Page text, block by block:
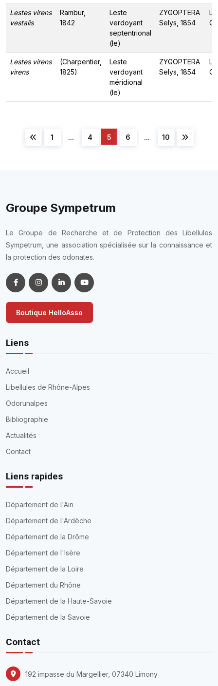
Lestes virens
vestalis
Rambur,
1842
Leste
verdoyant
septentrional
(le)
ZYGOPTERA
Selys, 1854
Lestes virens
virens
(Charpentier,
1825)
Leste
verdoyant
méridional
(le)
ZYGOPTERA
Selys, 1854
1 ... 4 5 6 ... 10
Groupe Sympetrum
Le Groupe de Recherche et de Protection des Libellules
Sympetrum, une association spécialisée sur la connaissance et
la protection des odonates.
Boutique HelloAsso
Liens
Accueil
Libellules de Rhône-Alpes
Odorunalpes
Bibliographie
Actualités
Contact
Liens rapides
Département de l'Ain
Département de l'Ardèche
Département de la Drôme
Département de l'Isère
Département de la Loire
Département du Rhône
Département de la Haute-Savoie
Département de la Savoie
Contact
192 impasse du Margellier, 07340 Limony